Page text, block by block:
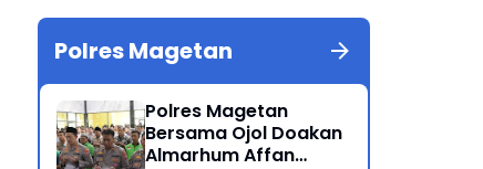
Polres Magetan
Polres Magetan
Bersama Ojol Doakan
Almarhum Affan